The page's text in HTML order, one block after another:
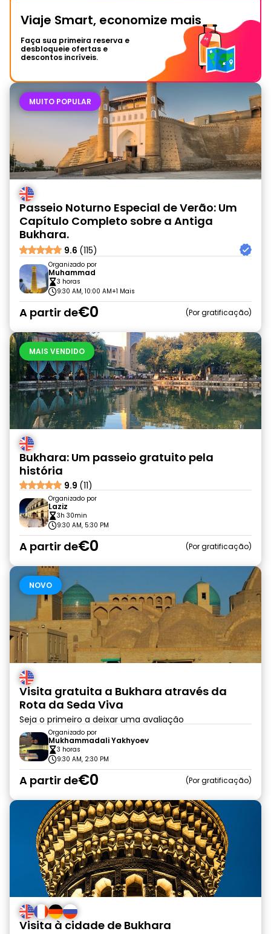
Viaje Smart, economize mais
Faça sua primeira reserva e
desbloqueie ofertas e
descontos incríveis.
MUITO POPULAR
Passeio Noturno Especial de Verão: Um
Capítulo Completo sobre a Antiga
Bukhara.
9.6 (115)
Organizado por
Muhammad
3 horas
9:30 AM, 10:00 AM+1 Mais
A partir de€0 Por gratificação
MAIS VENDIDO
Bukhara: Um passeio gratuito pela
história
9.9 (11)
Organizado por
Laziz
3h 30min
9:30 AM, 5:30 PM
A partir de€0 Por gratificação
NOVO
Visita gratuita a Bukhara através da
Rota da Seda Viva
Seja o primeiro a deixar uma avaliação
Organizado por
Mukhammadali Yakhyoev
3 horas
9:30 AM, 2:30 PM
A partir de€0 Por gratificação
Visita à cidade de Bukhara